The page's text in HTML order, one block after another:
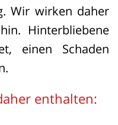
jeweiligen
Ähnlich
sind dabei
als auch der
in den Blick zu
Wir wirken daher
Hinterbliebene
einen Schaden
enthalten: